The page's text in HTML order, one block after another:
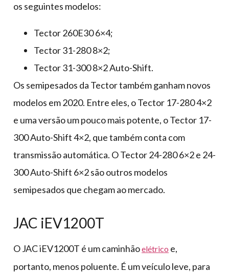
os seguintes modelos:
Tector 260E30 6×4;
Tector 31-280 8×2;
Tector 31-300 8×2 Auto-Shift.
Os semipesados da Tector também ganham novos
modelos em 2020. Entre eles, o Tector 17-280 4×2
e uma versão um pouco mais potente, o Tector 17-
300 Auto-Shift 4×2, que também conta com
transmissão automática. O Tector 24-280 6×2 e 24-
300 Auto-Shift 6×2 são outros modelos
semipesados que chegam ao mercado.
JAC iEV1200T
O JAC iEV1200T é um caminhãoelétrico e,
portanto, menos poluente. É um veículo leve, para